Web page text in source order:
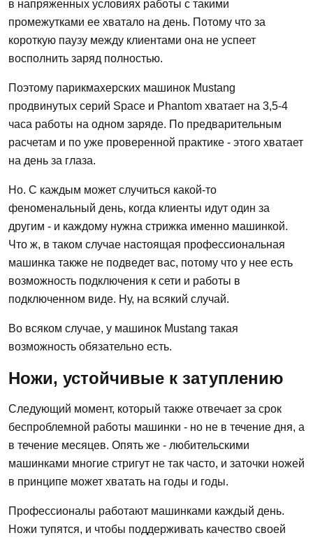
в напряженных условиях работы с такими
промежутками ее хватало на день. Потому что за
короткую паузу между клиентами она не успеет
восполнить заряд полностью.
Поэтому парикмахерских машинок Mustang
продвинутых серий Space и Phantom хватает на 3,5-4
часа работы на одном заряде. По предварительным
расчетам и по уже проверенной практике - этого хватает
на день за глаза.
Но. С каждым может случиться какой-то
феноменальный день, когда клиенты идут один за
другим - и каждому нужна стрижка именно машинкой.
Что ж, в таком случае настоящая профессиональная
машинка также не подведет вас, потому что у нее есть
возможность подключения к сети и работы в
подключенном виде. Ну, на всякий случай.
Во всяком случае, у машинок Mustang такая
возможность обязательно есть.
Ножи, устойчивые к затуплению
Следующий момент, который также отвечает за срок
беспроблемной работы машинки - но не в течение дня, а
в течение месяцев. Опять же - любительскими
машинками многие стригут не так часто, и заточки ножей
в принципе может хватать на годы и годы.
Профессионалы работают машинками каждый день.
Ножи тупятся, и чтобы поддерживать качество своей